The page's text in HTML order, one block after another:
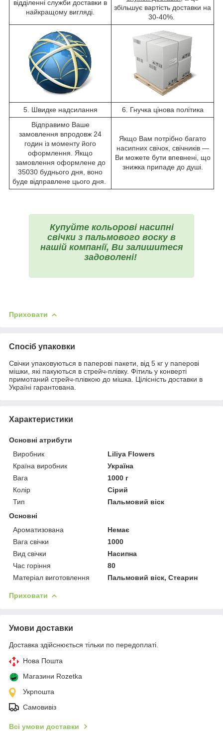
відділенні служби доставки в
найкращому вигляді.
збільшує вартість доставки на
30-40%.
5. Швидке надсилання
6. Гнучка цінова політика
Відправимо Ваше
замовлення впродовж 24
годин із моменту його
оформлення. Якщо
замовлення оформлене до
35030 буднього дня, воно
буде відправлене цього дня.
Якщо Вам потрібно багато
насипних свічок, свічників —
Ви можете бути впевнені, що
знижка припаде до душі.
Купуйте кольорові насипні
свічки з пальмового воску в
нашій компанії, Ви залишитеся
задоволені!
Приховати
Спосіб упаковки
Свічки упаковуються в паперові пакети, від 5 кг у паперові
мішки, які пакуються в стрейч-плівку. Фітиль у конверті
примотаний стрейч-плівкою до мішка. Цілісність доставки в
Україні гарантована.
Характеристики
Основні атрибути
Виробник
Liliya Flowers
Країна виробник
Україна
Вага
1000 г
Колір
Сірий
Тип
Пальмовий віск
Основні
Ароматизована
Немає
Вага свічки
1000
Вид свічки
Насипна
Час горіння
80
Матеріал виготовлення
Пальмовий віск, Стеарин
Приховати
Умови доставки
Доставка здійснюється тільки по передоплаті.
Нова Пошта
Магазини Rozetka
Укрпошта
Самовивіз
Всі умови доставки